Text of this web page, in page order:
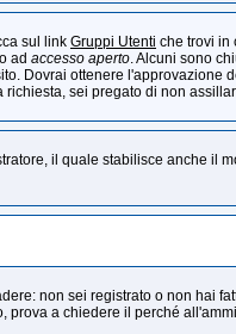
sul link Gruppi Utenti che trovi in
ad accesso aperto. Alcuni sono
Dovrai ottenere
sei pregato di non
il quale stabilisce anche il
non sei registrato o non hai
prova a chiedere il perché